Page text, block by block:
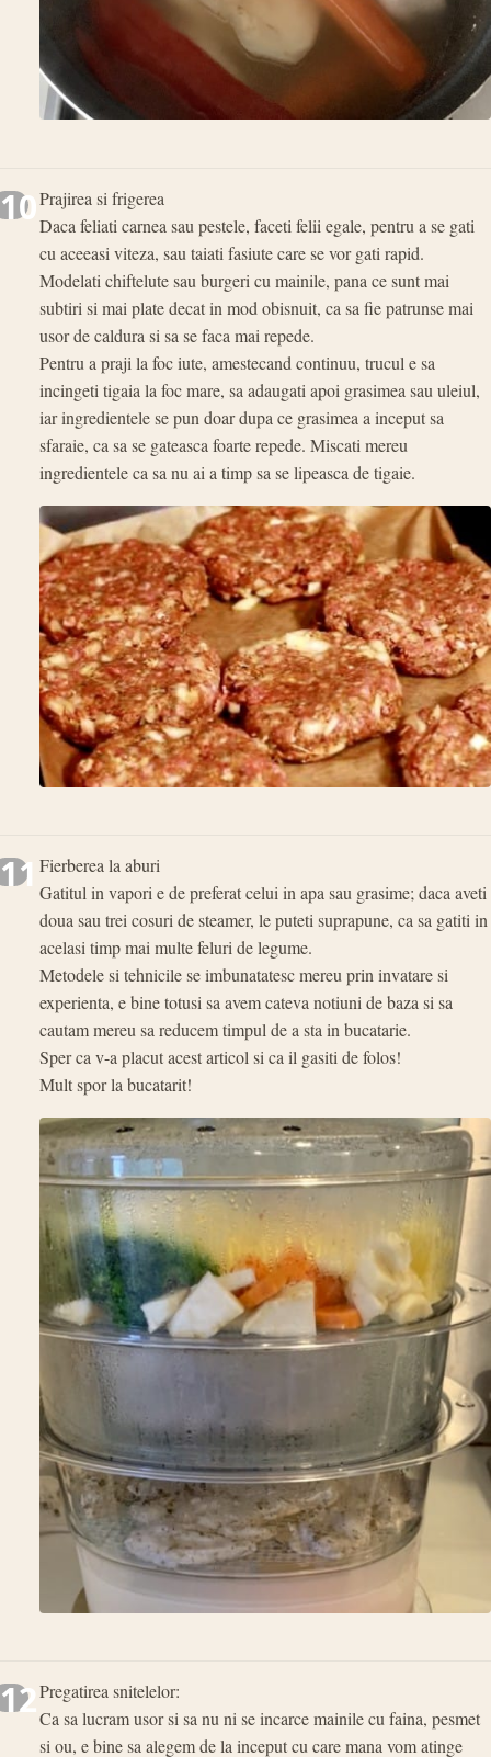
10Prajirea si frigerea
Daca feliati carnea sau pestele, faceti felii egale, pentru a se gati
cu aceeasi viteza, sau taiati fasiute care se vor gati rapid.
Modelati chiftelute sau burgeri cu mainile, pana ce sunt mai
subtiri si mai plate decat in mod obisnuit, ca sa fie patrunse mai
usor de caldura si sa se faca mai repede.
Pentru a praji la foc iute, amestecand continuu, trucul e sa
incingeti tigaia la foc mare, sa adaugati apoi grasimea sau uleiul,
iar ingredientele se pun doar dupa ce grasimea a inceput sa
sfaraie, ca sa se gateasca foarte repede. Miscati mereu
ingredientele ca sa nu ai a timp sa se lipeasca de tigaie.
11 Fierberea la aburi
Gatitul in vapori e de preferat celui in apa sau grasime; daca aveti
doua sau trei cosuri de steamer, le puteti suprapune, ca sa gatiti in
acelasi timp mai multe feluri de legume.
Metodele si tehnicile se imbunatatesc mereu prin invatare si
experienta, e bine totusi sa avem cateva notiuni de baza si sa
cautam mereu sa reducem timpul de a sta in bucatarie.
Sper ca v-a placut acest articol si ca il gasiti de folos!
Mult spor la bucatarit!
12Pregatirea snitelelor:
Ca sa lucram usor si sa nu ni se incarce mainile cu faina, pesmet
si ou, e bine sa alegem de la inceput cu care mana vom atinge